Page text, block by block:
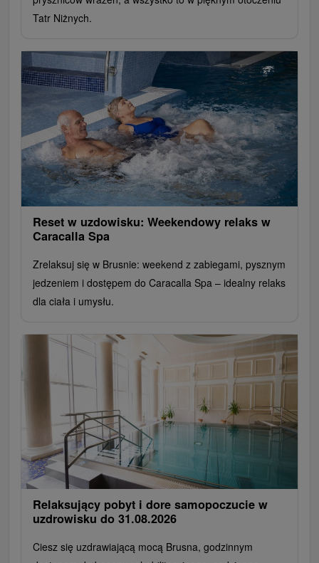
Tatr Niżnych.
Reset w uzdowisku: Weekendowy relaks w
Caracalla Spa
Zrelaksuj się w Brusnie: weekend z zabiegami, pysznym
jedzeniem i dostępem do Caracalla Spa – idealny relaks
dla ciała i umysłu.
Relaksujący pobyt i dore samopoczucie w
uzdrowisku do 31.08.2026
Ciesz się uzdrawiającą mocą Brusna, godzinnym